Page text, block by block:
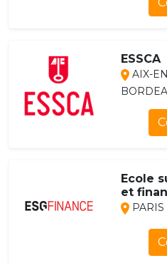
ESSCA
AIX-
Ecole
et
PARIS